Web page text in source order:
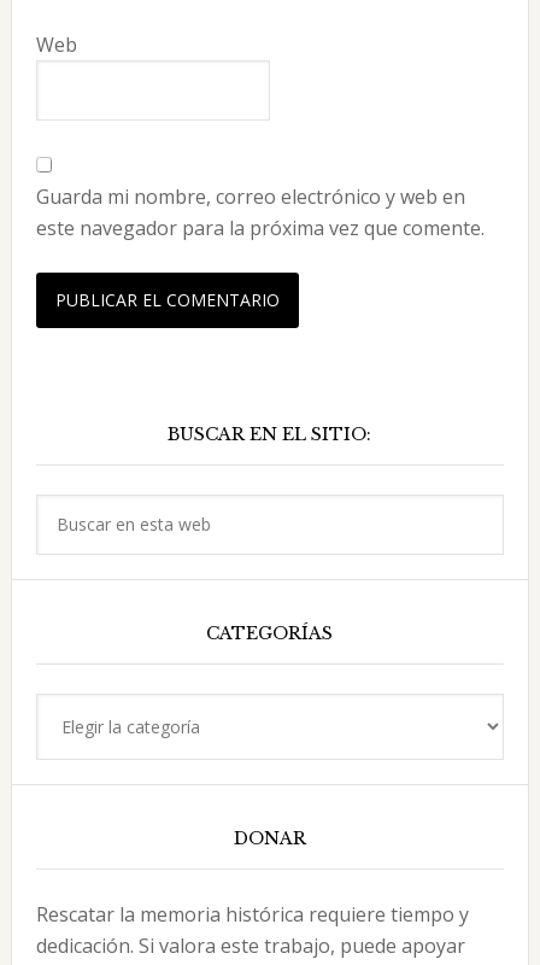
Web
Guarda mi nombre, correo electrónico y web en
este navegador para la próxima vez que comente.
principal
BUSCAR EN EL SITIO:
CATEGORÍAS
DONAR
Rescatar la memoria histórica requiere tiempo y
dedicación. Si valora este trabajo, puede apoyar